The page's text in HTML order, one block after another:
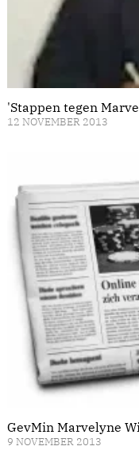
'Stappen tegen
12 NOVEMBER 2013
GevMin Marvelyne
9 NOVEMBER 2013